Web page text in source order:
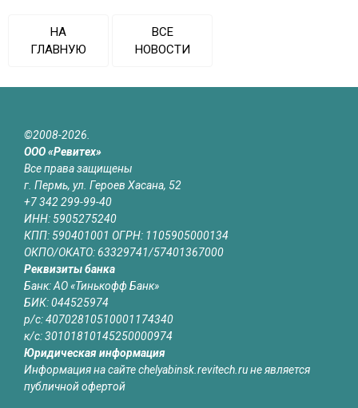
НА
ГЛАВНУЮ
ВСЕ
НОВОСТИ
©2008-2026.
ООО «Ревитех»
Все права защищены
г. Пермь, ул. Героев Хасана, 52
+7 342 299-99-40
ИНН: 5905275240
КПП: 590401001 ОГРН: 1105905000134
ОКПО/ОКАТО: 63329741/57401367000
Реквизиты банка
Банк: АО «Тинькофф Банк»
БИК: 044525974
р/с: 40702810510001174340
к/с: 30101810145250000974
Юридическая информация
Информация на сайте chelyabinsk.revitech.ru не является
публичной офертой